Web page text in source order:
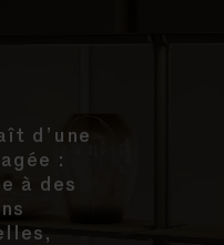
d’une
:
à des